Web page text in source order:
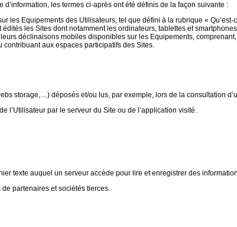
les termes ci-après ont été définis de la façon suivante :
les Equipements des Utilisateurs, tel que défini à la rubrique « Qu’est-
les Sites dont notamment les ordinateurs, tablettes et
déclinaisons mobiles disponibles sur les Equipements,
aux espaces participatifs des Sites.
storage,…) déposés et/ou lus, par exemple, lors de la consultation
l’Utilisateur par le serveur du Site ou de l’application visité.
texte auquel un serveur accède pour lire et enregistrer des
partenaires et sociétés tierces.